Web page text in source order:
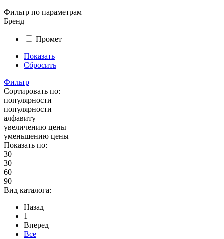
Фильтр по параметрам
Бренд
Промет
Показать
Сбросить
Фильтр
Сортировать по:
популярности
популярности
алфавиту
увеличению цены
уменьшению цены
Показать по:
30
30
60
90
Вид каталога:
Назад
1
Вперед
Все